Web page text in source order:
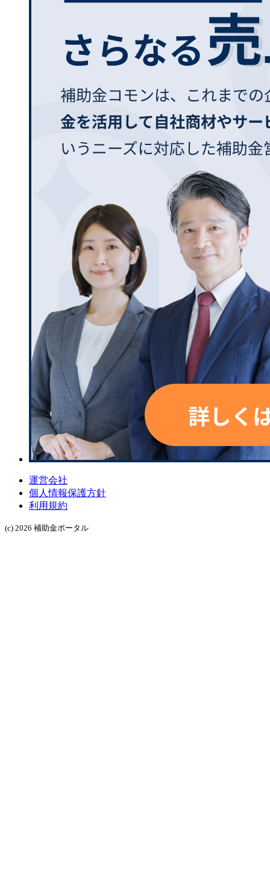
運営会社
個人情報保護方針
利用規約
(c) 2026 補助金ポータル